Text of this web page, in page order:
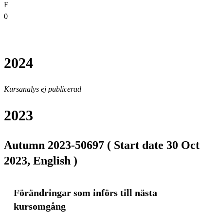
F
0
2024
Kursanalys ej publicerad
2023
Autumn 2023-50697 ( Start date 30 Oct
2023, English )
Förändringar som införs till nästa
kursomgång